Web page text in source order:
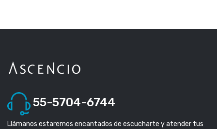
55-5704-6744
Llámanos estaremos encantados de escucharte y atender tus